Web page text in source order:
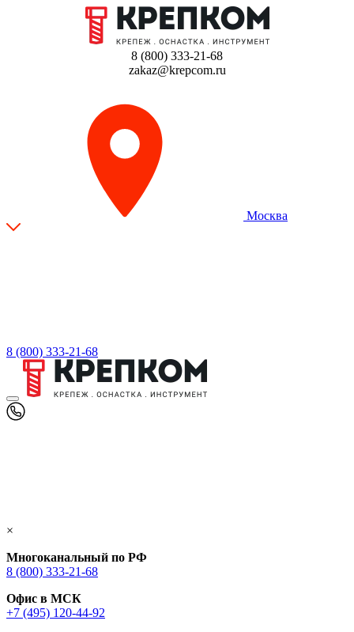
8 (800) 333-21-68
zakaz@krepcom.ru
Москва
8 (800) 333-21-68
×
Многоканальный по РФ
8 (800) 333‑21-68
Офис в МСК
+7 (495) 120-44-92